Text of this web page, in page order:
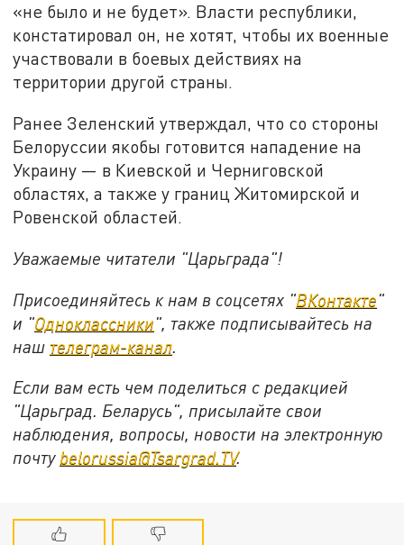
«не было и не будет». Власти республики,
констатировал он, не хотят, чтобы их военные
участвовали в боевых действиях на
территории другой страны.
Ранее Зеленский утверждал, что со стороны
Белоруссии якобы готовится нападение на
Украину — в Киевской и Черниговской
областях, а также у границ Житомирской и
Ровенской областей.
Уважаемые читатели "Царьграда"!
Присоединяйтесь к нам в соцсетях "ВКонтакте"
и "Одноклассники", также подписывайтесь на
наш телеграм-канал
Если вам есть чем поделиться с редакцией
"Царьград. Беларусь", присылайте свои
наблюдения, вопросы, новости на электронную
почту belorussia@Tsargrad.TV.